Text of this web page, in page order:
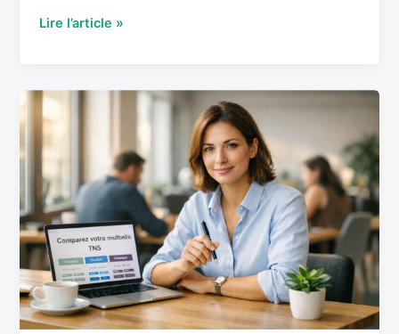
Lire l’article »
Mutuelle
Auto-
Guide
2026